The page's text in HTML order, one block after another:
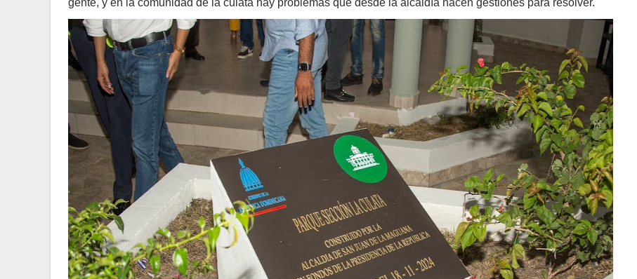
gente, y en la comunidad de la culata hay problemas que desde la alcaldía hacen gestiones para resolver.